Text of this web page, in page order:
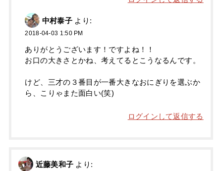
中村泰子 より:
2018-04-03 1:50 PM
ありがとうございます！ですよね！！
お口の大きさとかね、考えてるとこうなるんです。
けど、三才の３番目が一番大きなおにぎりを選ぶか
ら、こりゃまた面白い(笑)
ログインして返信する
近藤美和子 より: